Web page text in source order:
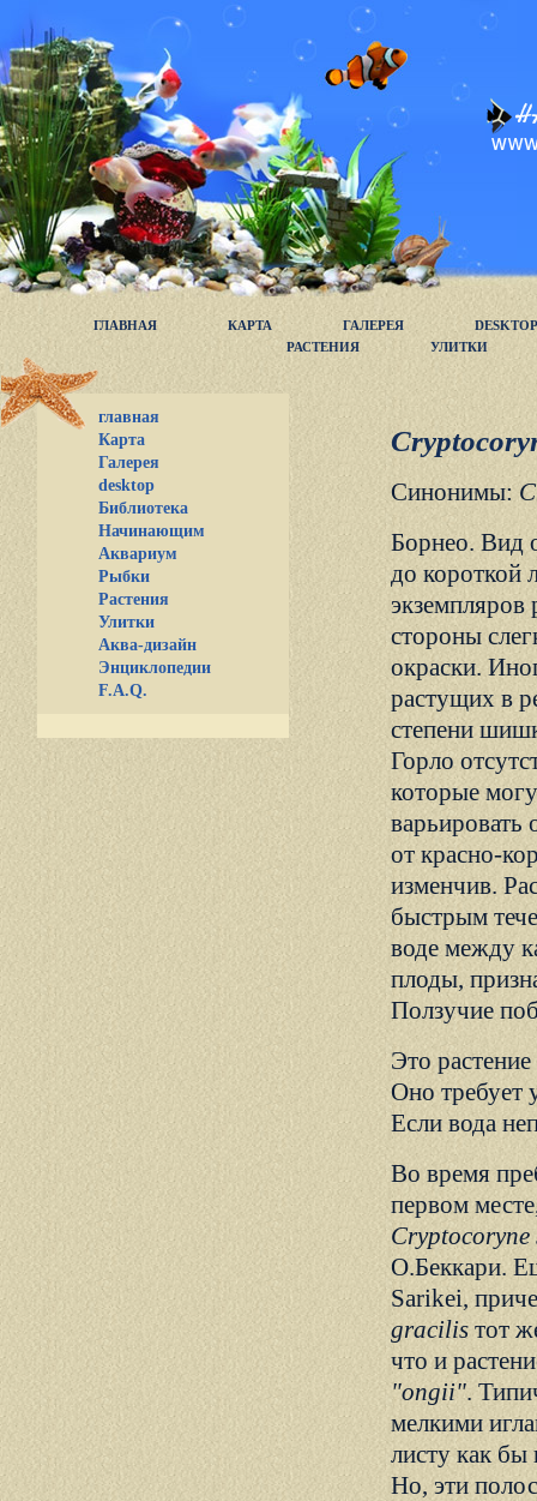
ГЛАВНАЯ КАРТА ГАЛЕРЕЯ
DESKTOP
РАСТЕНИЯ
УЛИТКИ
главная
Карта
Галерея
desktop
Библиотека
Начинающим
Аквариум
Рыбки
Растения
Улитки
Аква-дизайн
Энциклопедии
F.A.Q.
Синонимы:
Борнео. Вид
до короткой
экземпляров
стороны
окраски.
растущих в
степени
Горло
которые
варьировать
от красно-
изменчив.
быстрым
воде между
плоды,
Ползучие
Это
Оно требует
Если вода
Во время
первом
О.Беккари.
Sarikei,
gracilisтот
что и
"ongii".
мелкими
листу как
Но, эти